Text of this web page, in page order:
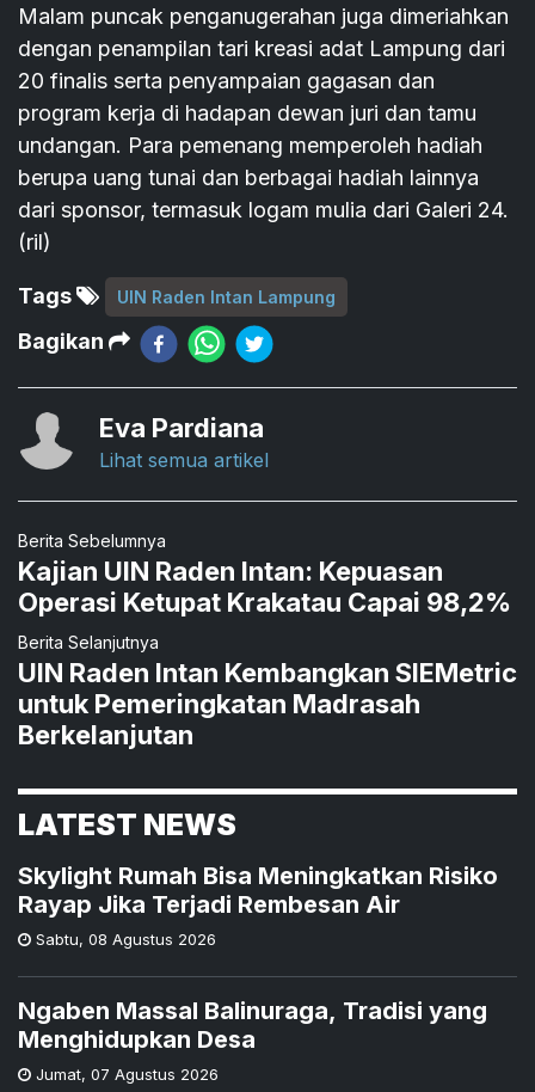
Malam puncak penganugerahan juga dimeriahkan
dengan penampilan tari kreasi adat Lampung dari
20 finalis serta penyampaian gagasan dan
program kerja di hadapan dewan juri dan tamu
undangan. Para pemenang memperoleh hadiah
berupa uang tunai dan berbagai hadiah lainnya
dari sponsor, termasuk logam mulia dari Galeri 24.
(ril)
Tags UIN Raden Intan Lampung
Bagikan
Eva Pardiana
Lihat semua artikel
Berita Sebelumnya
Kajian UIN Raden Intan: Kepuasan
Operasi Ketupat Krakatau Capai 98,2%
Berita Selanjutnya
UIN Raden Intan Kembangkan SIEMetric
untuk Pemeringkatan Madrasah
Berkelanjutan
LATEST NEWS
Skylight Rumah Bisa Meningkatkan Risiko
Rayap Jika Terjadi Rembesan Air
Sabtu, 08 Agustus 2026
Ngaben Massal Balinuraga, Tradisi yang
Menghidupkan Desa
Jumat, 07 Agustus 2026